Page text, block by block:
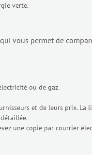
verte.
vous permet de
ou de gaz.
et de leurs prix.
une copie par courrier